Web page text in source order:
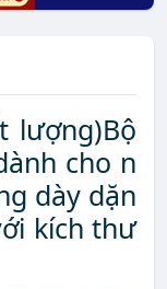
lượng)Bộ
cho n
dày dặn
kích thư